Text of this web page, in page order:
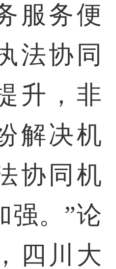
服务便
法协同
升，非
解决机
协同机
强。”论
四川大